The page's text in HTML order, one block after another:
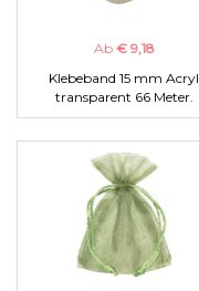
Ab € 9,18
Klebeband 15 mm Acryl
transparent 66 Meter.